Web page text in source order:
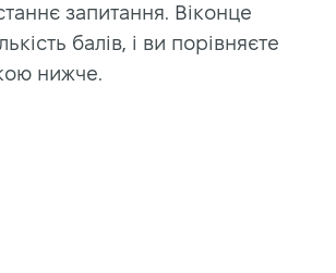
запитання. Віконце
балів, і ви порівняєте
нижче.